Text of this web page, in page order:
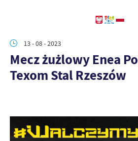
13 - 08 - 2023
Mecz żużlowy Enea
Texom Stal Rzeszów